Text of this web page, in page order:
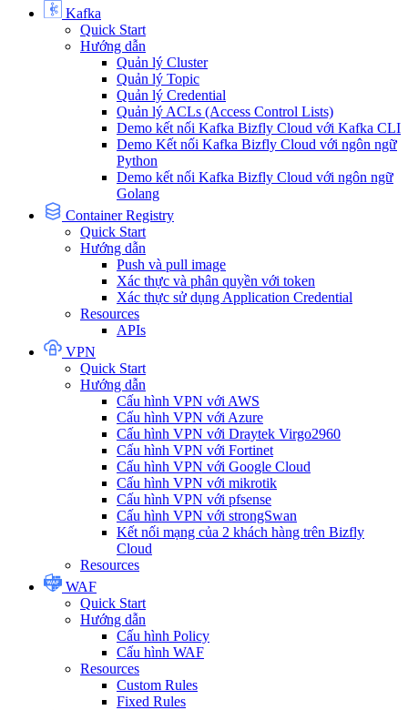
Kafka
Quick Start
Hướng dẫn
Quản lý Cluster
Quản lý Topic
Quản lý Credential
Quản lý ACLs (Access Control Lists)
Demo kết nối Kafka Bizfly Cloud với Kafka CLI
Demo Kết nối Kafka Bizfly Cloud với ngôn ngữ
Python
Demo kết nối Kafka Bizfly Cloud với ngôn ngữ
Golang
Container Registry
Quick Start
Hướng dẫn
Push và pull image
Xác thực và phân quyền với token
Xác thực sử dụng Application Credential
Resources
APIs
VPN
Quick Start
Hướng dẫn
Cấu hình VPN với AWS
Cấu hình VPN với Azure
Cấu hình VPN với Draytek Virgo2960
Cấu hình VPN với Fortinet
Cấu hình VPN với Google Cloud
Cấu hình VPN với mikrotik
Cấu hình VPN với pfsense
Cấu hình VPN với strongSwan
Kết nối mạng của 2 khách hàng trên Bizfly
Cloud
Resources
WAF
Quick Start
Hướng dẫn
Cấu hình Policy
Cấu hình WAF
Resources
Custom Rules
Fixed Rules